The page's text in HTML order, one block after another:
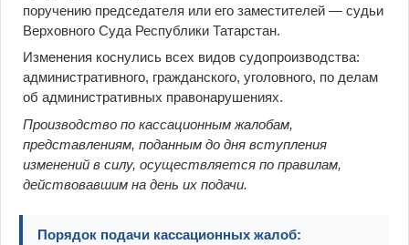
поручению председателя или его заместителей — судьи
Верховного Суда Республики Татарстан.
Изменения коснулись всех видов судопроизводства:
административного, гражданского, уголовного, по делам
об административных правонарушениях.
Производство по кассационным жалобам,
представлениям, поданным до дня вступления
изменений в силу, осуществляется по правилам,
действовавшим на день их подачи.
Порядок подачи кассационных жалоб: